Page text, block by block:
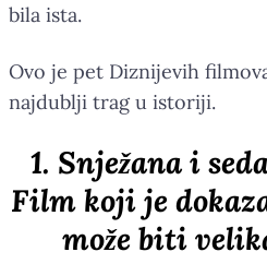
bila ista.
Ovo je pet Diznijevih
najdublji trag u istoriji.
1. Snježana i
Film koji je
može biti